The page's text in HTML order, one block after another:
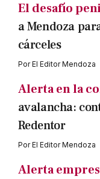
El desafío
a Mendoza
cárceles
PorEl Editor Mendoza
Alerta en la
avalancha:
Redentor
PorEl Editor Mendoza
Alerta